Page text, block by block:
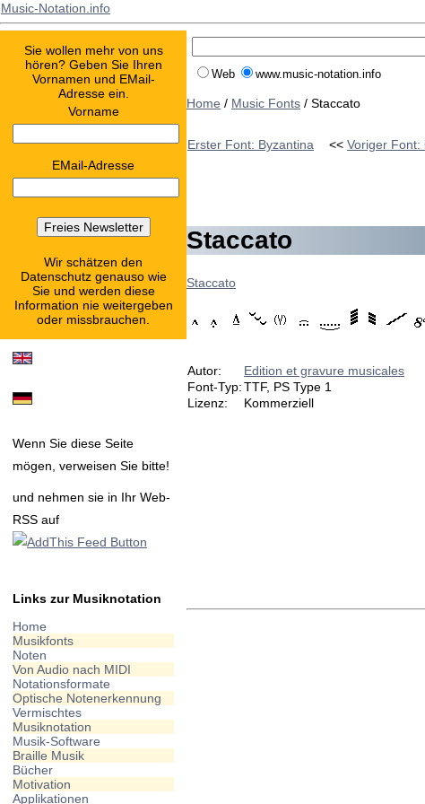
Music-Notation.info
Sie wollen mehr von uns
hören? Geben Sie Ihren
Vornamen und EMail-
Adresse ein.
Vorname
EMail-Adresse
Wir schätzen den
Datenschutz genauso wie
Sie und werden diese
Information nie weitergeben
oder missbrauchen.
Wenn Sie diese Seite
mögen, verweisen Sie bitte!
und nehmen sie in Ihr Web-
RSS auf
Links zur Musiknotation
Home
Musikfonts
Noten
Von Audio nach MIDI
Notationsformate
Optische Notenerkennung
Vermischtes
Musiknotation
Musik-Software
Braille Musik
Bücher
Motivation
Applikationen
Web www.music-notation.info
Home / Music Fonts / Staccato
Erster Font: Byzantina << Voriger Font:
Staccato
Staccato
Autor:
Edition et gravure musicales
Font-Typ:TTF, PS Type 1
Lizenz:
Kommerziell